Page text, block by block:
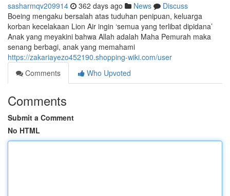
sasharmqv209914 362 days ago News
Discuss
Boeing mengaku bersalah atas tuduhan penipuan, keluarga
korban kecelakaan Lion Air ingin ‘semua yang terlibat dipidana’
Anak yang meyakini bahwa Allah adalah Maha Pemurah maka
senang berbagi, anak yang memahami
https://zakariayezo452190.shopping-wiki.com/user
Comments
Who Upvoted
Comments
Submit a Comment
No HTML